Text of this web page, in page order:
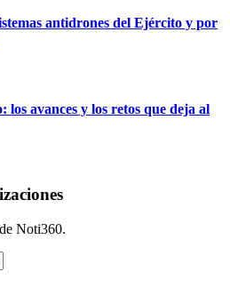
antidrones del Ejército y por
los avances y los retos que deja al
Noti360.